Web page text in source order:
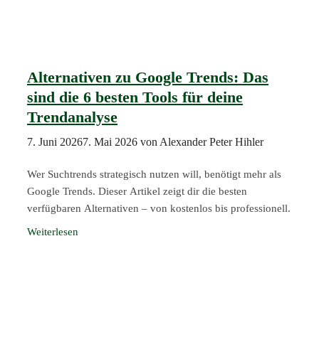
Alternativen zu Google Trends: Das
sind die 6 besten Tools für deine
Trendanalyse
7. Juni 20267. Mai 2026 von Alexander Peter Hihler
Wer Suchtrends strategisch nutzen will, benötigt mehr als
Google Trends. Dieser Artikel zeigt dir die besten
verfügbaren Alternativen – von kostenlos bis professionell.